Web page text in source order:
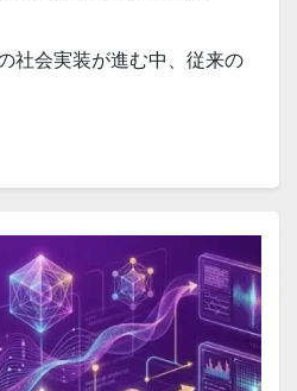
社会実装が進む中、従来の